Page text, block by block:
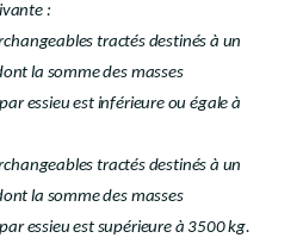
:
tractés destinés à un
la somme des masses
essieu est inférieure ou égale à
tractés destinés à un
la somme des masses
essieu est supérieure à 3500 kg.